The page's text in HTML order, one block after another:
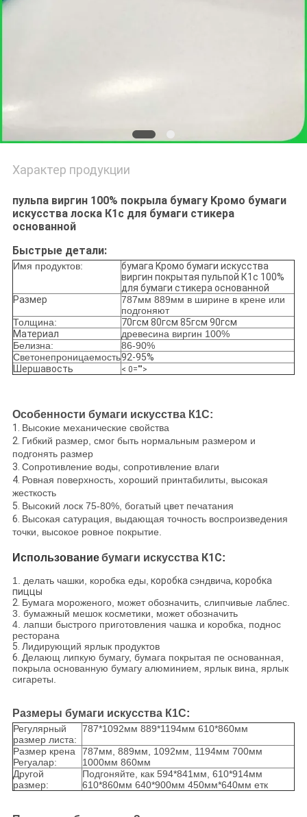
Характер продукции
пульпа виргин 100% покрыла бумагу Kромо бумаги
искусства лоска К1с для бумаги стикера
основанной
Быстрые детали:
Имя продуктов:
бумага Kромо бумаги искусства
виргин покрытая пульпой К1с 100%
для бумаги стикера основанной
Размер
787мм 889мм в ширине в крене или
подгоняют
Толщина:
70гсм 80гсм 85гсм 90гсм
Материал
древесина виргин 100%
Белизна:
86-90%
Светонепроницаемость92-95%
Шершавость
< 0="">
Особенности бумаги искусства К1С:
1. Высокие механические свойства
2. Гибкий размер, смог быть нормальным размером и
подгонять размер
3. Сопротивление воды, сопротивление влаги
4. Ровная поверхность, хороший принтабилиты, высокая
жесткость
5. Высокий лоск 75-80%, богатый цвет печатания
6. Высокая сатурация, выдающая точность воспроизведения
точки, высокое ровное покрытие.
Использованиебумаги искусстваК1С:
1. делать чашки, коробка еды, коробкасэндвича, коробка
пиццы
2. Бумага мороженого, может обозначить, слипчивые лаблес.
3. бумажный мешок косметики, может обозначить
4. лапши быстрого приготовления чашка и коробка, поднос
ресторана
5. Лидирующий ярлык продуктов
6. Делающ липкую бумагу, бумага покрытая пе основанная,
покрыла основанную бумагу алюминием, ярлык вина, ярлык
сигареты.
Размеры бумаги искусства К1С:
Регулярный
размер листа:
787*1092мм 889*1194мм 610*860мм
Размер крена
Регуалар:
787мм, 889мм, 1092мм, 1194мм 700мм
1000мм 860мм
Другой
размер:
Подгоняйте, как 594*841мм, 610*914мм
610*860мм 640*900мм 450мм*640мм етк